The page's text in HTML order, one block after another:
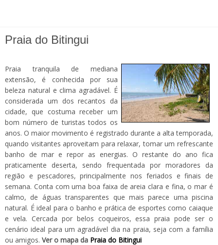
Praia do Bitingui
Praia tranquila de mediana
extensão, é conhecida por sua
beleza natural e clima agradável. É
considerada um dos recantos da
cidade, que costuma receber um
bom número de turistas todos os
anos. O maior movimento é registrado durante a alta temporada,
quando visitantes aproveitam para relaxar, tomar um refrescante
banho de mar e repor as energias. O restante do ano fica
praticamente deserta, sendo frequentada por moradores da
região e pescadores, principalmente nos feriados e finais de
semana. Conta com uma boa faixa de areia clara e fina, o mar é
calmo, de águas transparentes que mais parece uma piscina
natural. É ideal para o banho e prática de esportes como caiaque
e vela. Cercada por belos coqueiros, essa praia pode ser o
cenário ideal para um agradável dia na praia, seja com a família
ou amigos. Ver o mapa da Praia do Bitingui